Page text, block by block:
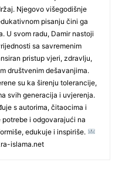
Njegovo višegodišnje
pisanju čini ga
U svom radu, Damir nastoji
sa savremenim
pristup vjeri, zdravlju,
društvenim dešavanjima.
su ka širenju tolerancije,
svih generacija i uvjerenja.
s autorima, čitaocima i
i odgovarajući na
edukuje i inspiriše.
islama.net